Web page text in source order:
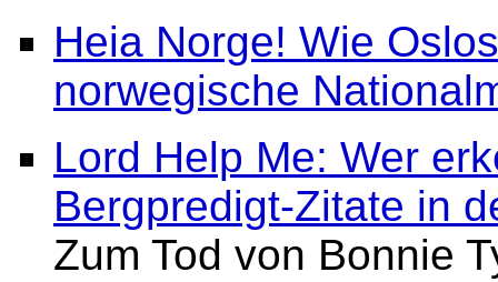
Heia Norge! Wie
norwegische
Lord Help Me: Wer
Bergpredigt-Zitate in
Zum Tod von Bonnie